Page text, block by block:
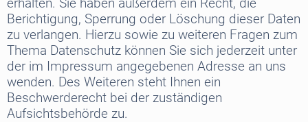
erhalten. Sie haben außerdem ein Recht, die
Berichtigung, Sperrung oder Löschung dieser Daten
zu verlangen. Hierzu sowie zu weiteren Fragen zum
Thema Datenschutz können Sie sich jederzeit unter
der im Impressum angegebenen Adresse an uns
wenden. Des Weiteren steht Ihnen ein
Beschwerderecht bei der zuständigen
Aufsichtsbehörde zu.